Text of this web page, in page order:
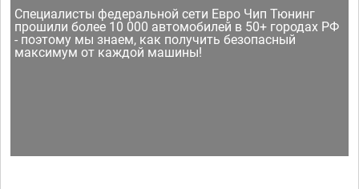
Специалисты федеральной сети Евро Чип Тюнинг
прошили более 10 000 автомобилей в 50+ городах РФ
- поэтому мы знаем, как получить безопасный
максимум от каждой машины!